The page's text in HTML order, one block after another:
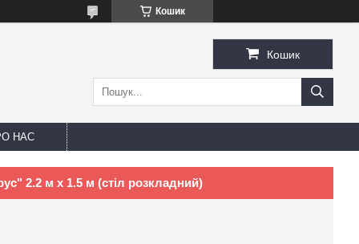
Кошик
Кошик
НАС
2.2 м х 1.5 м (стіл розкладний)